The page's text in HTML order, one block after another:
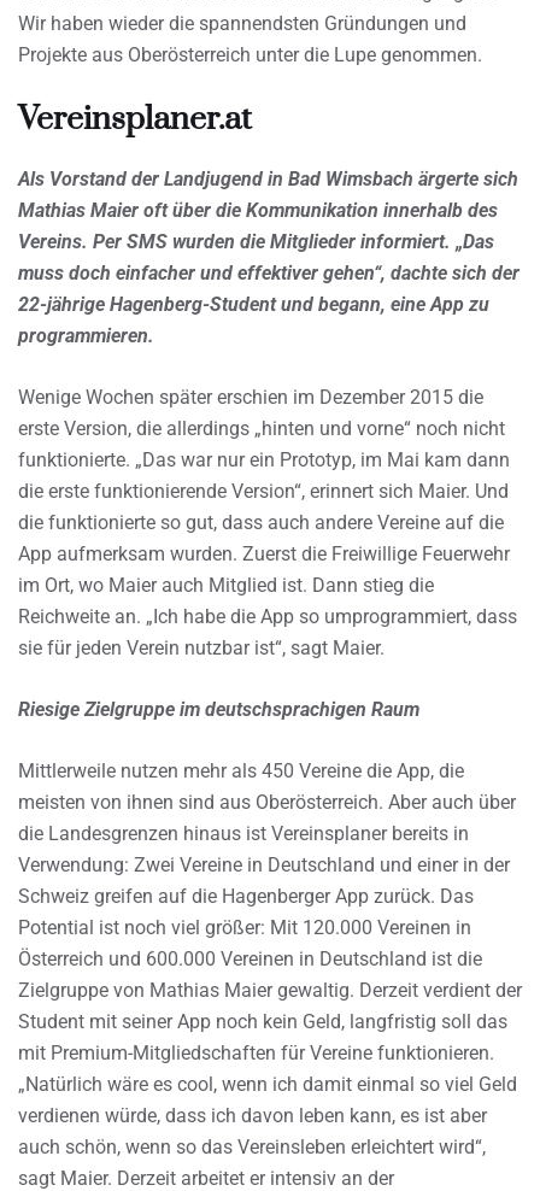
Wir haben wieder die spannendsten Gründungen und
Projekte aus Oberösterreich unter die Lupe genommen.
Vereinsplaner.at
Als Vorstand der Landjugend in Bad Wimsbach ärgerte sich
Mathias Maier oft über die Kommunikation innerhalb des
Vereins. Per SMS wurden die Mitglieder informiert. „Das
muss doch einfacher und effektiver gehen“, dachte sich der
22-jährige Hagenberg-Student und begann, eine App zu
programmieren.
Wenige Wochen später erschien im Dezember 2015 die
erste Version, die allerdings „hinten und vorne“ noch nicht
funktionierte. „Das war nur ein Prototyp, im Mai kam dann
die erste funktionierende Version“, erinnert sich Maier. Und
die funktionierte so gut, dass auch andere Vereine auf die
App aufmerksam wurden. Zuerst die Freiwillige Feuerwehr
im Ort, wo Maier auch Mitglied ist. Dann stieg die
Reichweite an. „Ich habe die App so umprogrammiert, dass
sie für jeden Verein nutzbar ist“, sagt Maier.
Riesige Zielgruppe im deutschsprachigen Raum
Mittlerweile nutzen mehr als 450 Vereine die App, die
meisten von ihnen sind aus Oberösterreich. Aber auch über
die Landesgrenzen hinaus ist Vereinsplaner bereits in
Verwendung: Zwei Vereine in Deutschland und einer in der
Schweiz greifen auf die Hagenberger App zurück. Das
Potential ist noch viel größer: Mit 120.000 Vereinen in
Österreich und 600.000 Vereinen in Deutschland ist die
Zielgruppe von Mathias Maier gewaltig. Derzeit verdient der
Student mit seiner App noch kein Geld, langfristig soll das
mit Premium-Mitgliedschaften für Vereine funktionieren.
„Natürlich wäre es cool, wenn ich damit einmal so viel Geld
verdienen würde, dass ich davon leben kann, es ist aber
auch schön, wenn so das Vereinsleben erleichtert wird“,
sagt Maier. Derzeit arbeitet er intensiv an der